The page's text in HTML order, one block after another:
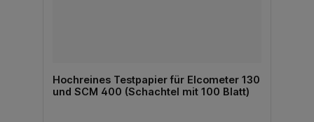
Hochreines Testpapier für Elcometer 130
und SCM 400 (Schachtel mit 100 Blatt)